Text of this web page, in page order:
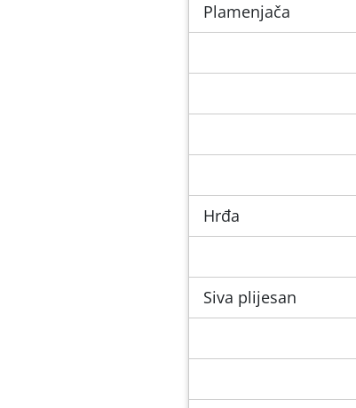
Plamenjača
Hrđa
Siva plijesan